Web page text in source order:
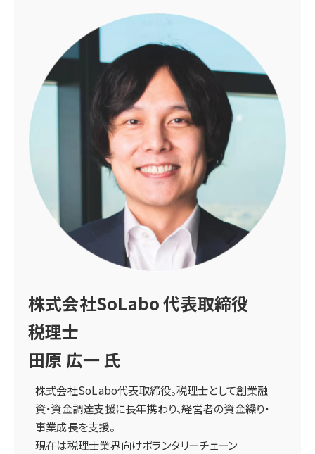
株式会社SoLabo 代表取締役
税理士
田原 広一 氏
株式会社SoLabo代表取締役。税理士として創業融
資・資金調達支援に長年携わり、経営者の資金繰り・
事業成長を支援。
現在は税理士業界向けボランタリーチェーン